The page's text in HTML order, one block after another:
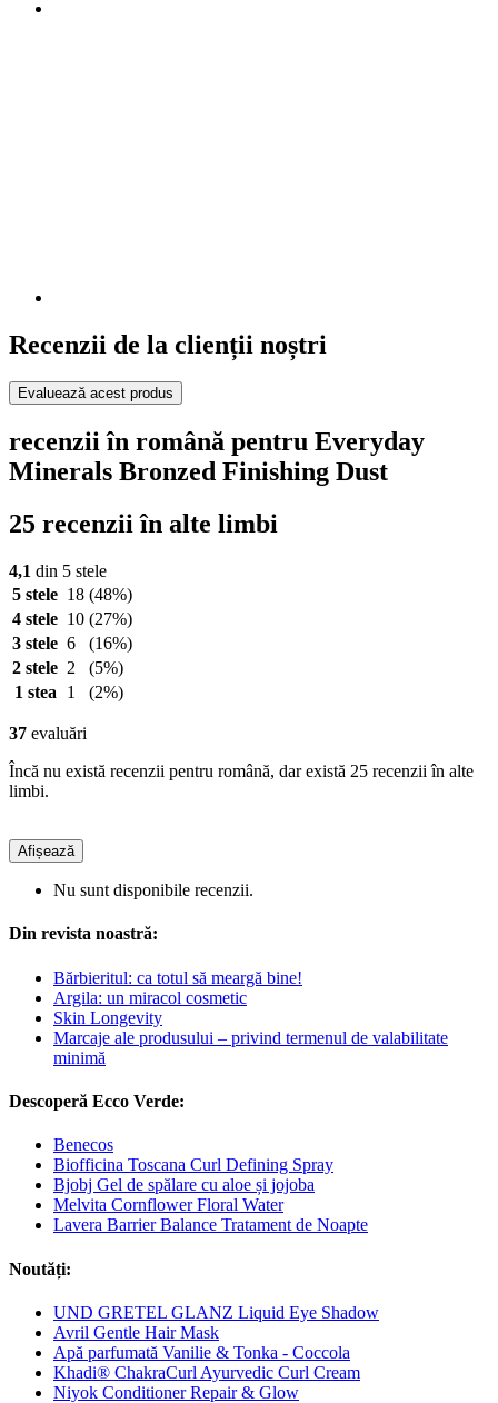
Recenzii de la clienții noștri
Evaluează acest produs
recenzii în română pentru Everyday
Minerals Bronzed Finishing Dust
25 recenzii în alte limbi
4,1 din 5 stele
5 stele 18 (48%)
4 stele 10 (27%)
3 stele 6
(16%)
2 stele 2
(5%)
1 stea
1 (2%)
37 evaluări
Încă nu există recenzii pentru română, dar există 25 recenzii în alte
limbi.
Afișează
Nu sunt disponibile recenzii.
Din revista noastră:
Bărbieritul: ca totul să meargă bine!
Argila: un miracol cosmetic
Skin Longevity
Marcaje ale produsului – privind termenul de valabilitate
minimă
Descoperă Ecco Verde:
Benecos
Biofficina Toscana Curl Defining Spray
Bjobj Gel de spălare cu aloe și jojoba
Melvita Cornflower Floral Water
Lavera Barrier Balance Tratament de Noapte
Noutăți:
UND GRETEL GLANZ Liquid Eye Shadow
Avril Gentle Hair Mask
Apă parfumată Vanilie & Tonka - Coccola
Khadi® ChakraCurl Ayurvedic Curl Cream
Niyok Conditioner Repair & Glow